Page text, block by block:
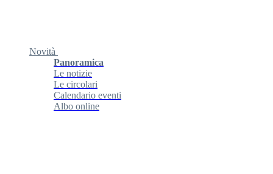
Novità
Panoramica
Le notizie
Le circolari
Calendario eventi
Albo online